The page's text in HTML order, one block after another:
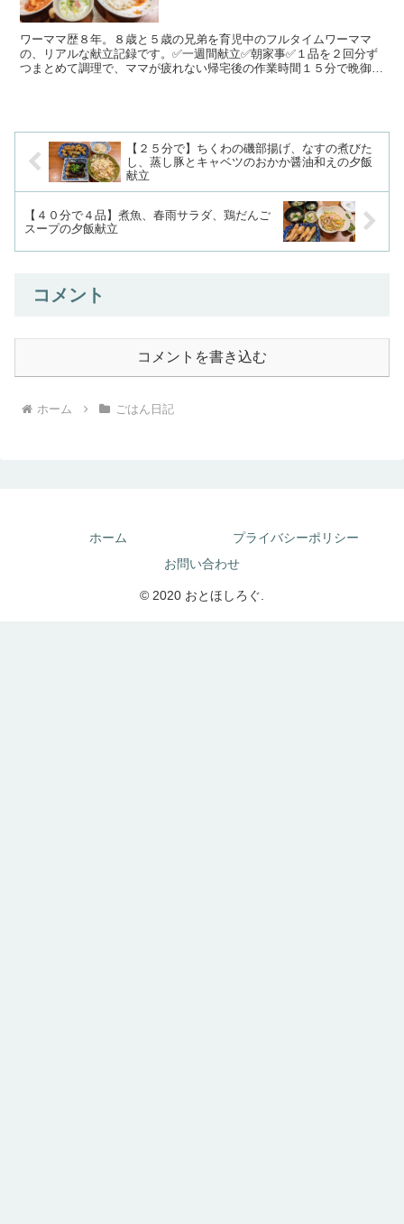
ワーママ歴８年。８歳と５歳の兄弟を育児中のフルタイムワーママ
の、リアルな献立記録です。✅一週間献立✅朝家事✅１品を２回分ず
つまとめて調理で、ママが疲れない帰宅後の作業時間１５分で晩御飯
【２５分で】ちくわの磯部揚げ、なすの煮びた
し、蒸し豚とキャベツのおかか醤油和えの夕飯
献立
【４０分で４品】煮魚、春雨サラダ、鶏だんご
スープの夕飯献立
コメント
コメントを書き込む
ホーム ごはん日記
ホーム
プライバシーポリシー
お問い合わせ
© 2020 おとほしろぐ.